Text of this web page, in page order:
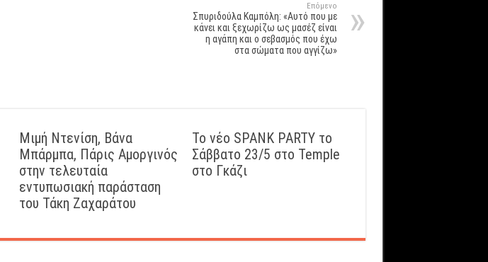
Επόμενο
Σπυριδούλα Καμπόλη: «Αυτό που με
κάνει και ξεχωρίζω ως μασέζ είναι
η αγάπη και ο σεβασμός που έχω
στα σώματα που αγγίζω»
Μιμή Ντενίση, Βάνα
Μπάρμπα, Πάρις Αμοργινός
στην τελευταία
εντυπωσιακή παράσταση
του Τάκη Ζαχαράτου
Το νέο SPANK PARTY το
Σάββατο 23/5 στο Temple
στο Γκάζι